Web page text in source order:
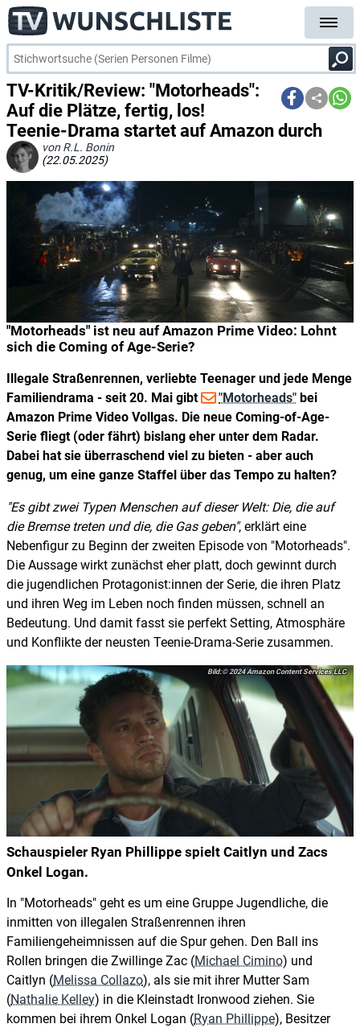
TV-Kritik/Review: "Motorheads":
Auf die Plätze, fertig, los!
Teenie-Drama startet auf Amazon durch
von R.L. Bonin
(22.05.2025)
"Motorheads" ist neu auf Amazon Prime Video: Lohnt
sich die Coming of Age-Serie?
Illegale Straßenrennen, verliebte Teenager und jede Menge
Familiendrama - seit 20. Mai gibt
"Motorheads" bei
Amazon Prime Video Vollgas. Die neue Coming-of-Age-
Serie fliegt (oder fährt) bislang eher unter dem Radar.
Dabei hat sie überraschend viel zu bieten - aber auch
genug, um eine ganze Staffel über das Tempo zu halten?
Es gibt zwei Typen Menschen auf dieser Welt: Die, die auf
die Bremse treten und die, die Gas geben , erklärt eine
Nebenfigur zu Beginn der zweiten Episode von "Motorheads".
Die Aussage wirkt zunächst eher platt, doch gewinnt durch
die jugendlichen Protagonist:innen der Serie, die ihren Platz
und ihren Weg im Leben noch finden müssen, schnell an
Bedeutung. Und damit fasst sie perfekt Setting, Atmosphäre
und Konflikte der neusten Teenie-Drama-Serie zusammen.
Schauspieler Ryan Phillippe spielt Caitlyn und Zacs
Onkel Logan.
© 2024 Amazon Content Services LLC
In "Motorheads" geht es um eine Gruppe Jugendliche, die
inmitten von illegalen Straßenrennen ihren
Familiengeheimnissen auf die Spur gehen. Den Ball ins
Rollen bringen die Zwillinge Zac (Michael Cimino) und
Caitlyn (Melissa Collazo), als sie mit ihrer Mutter Sam
(Nathalie Kelley) in die Kleinstadt Ironwood ziehen. Sie
kommen bei ihrem Onkel Logan (Ryan Phillippe), Besitzer